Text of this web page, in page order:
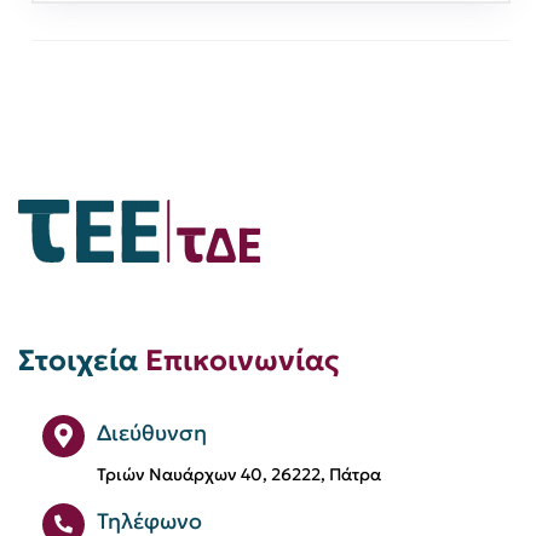
Στοιχεία Επικοινωνίας
Διεύθυνση
Τριών Ναυάρχων 40, 26222, Πάτρα
Τηλέφωνο